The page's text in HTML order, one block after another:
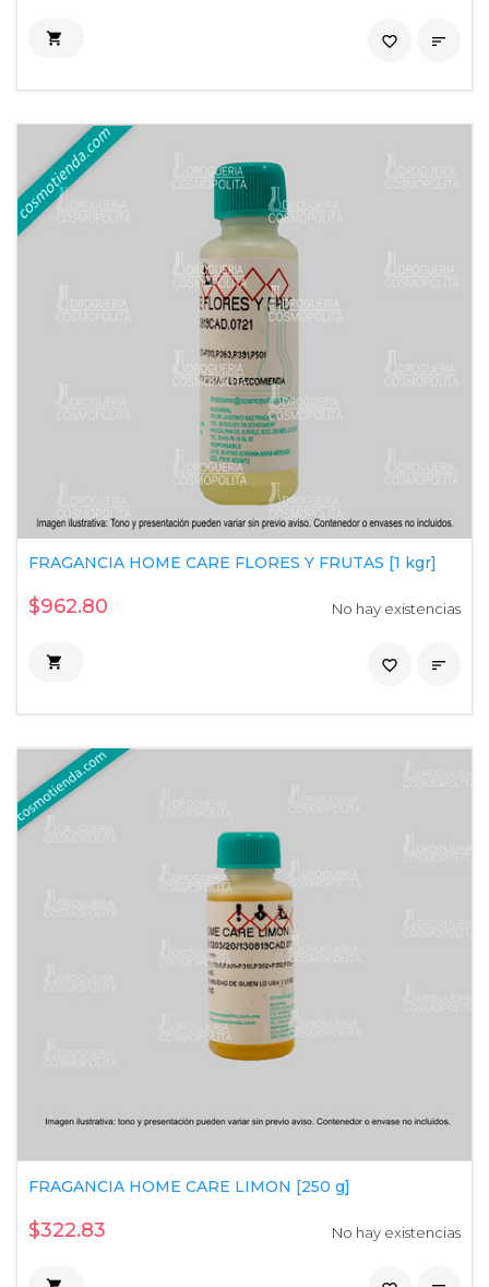
 
favorite_border
FRAGANCIA HOME CARE FLORES Y FRUTAS [1 kgr]
$962.80 No hay existencias
 
favorite_border
FRAGANCIA HOME CARE LIMON [250 g]
$322.83 No hay existencias